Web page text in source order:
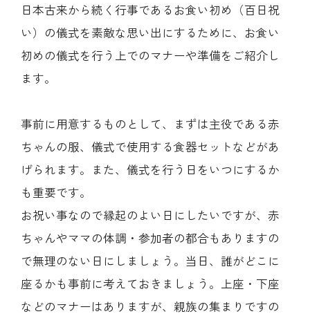
日本古来から続く行事であるお食い初め（百日祝
い）の儀式を素敵な思い出にするために、お食い
初めの儀式を行う上でのマナーや準備をご紹介し
ます。
事前に用意するものとして、まずは主役である赤
ちゃんの服、儀式で使用する食器セットなどがあ
げられます。また、儀式を行う日をいつにするか
も重要です。
お祝い事なので縁起のよい日にしたいですが、赤
ちゃんやママの体調・参加者の都合もありますの
で無理のない日にしましょう。当日、誰がどこに
座るかも事前に考えておきましょう。上座・下座
などのマナーはありますが、親族の集まりですの